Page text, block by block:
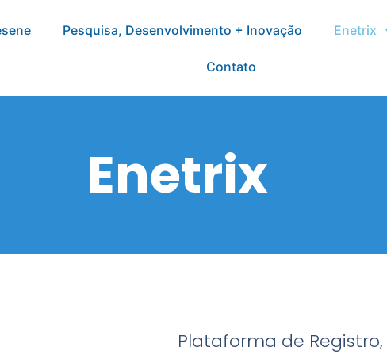
Pesquisa, Desenvolvimento + Inovação Enetrix
Contato
Enetrix
Plataforma de